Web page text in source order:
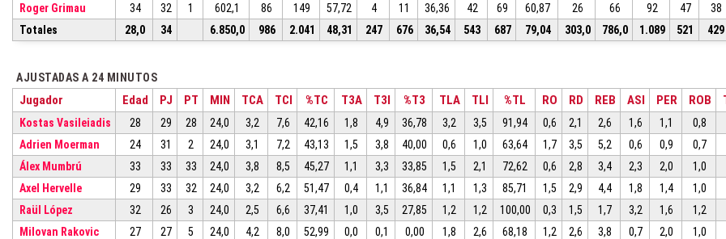
Roger Grimau
34 32 1 602,1 86 149 57,72 4 11 36,36 42 69 60,87 26 66 92 47
38
Totales
28,0 34 6.850,0 986 2.041 48,31 247 676 36,54 543 687 79,04 303,0 786,0 1.089 521 429
AJUSTADAS A 24 MINUTOS
Jugador Edad PJ PT MIN TCA TCI %TC T3A T3I %T3 TLA TLI %TL RO RD REB ASI PER ROB
Kostas Vasileiadis 28 29 28 24,0 3,2 7,6 42,16 1,8 4,9 36,78 3,2 3,5 91,94 0,6 2,1 2,6 1,6 1,1
0,8
Adrien Moerman
24 31 2 24,0 3,1 7,2 43,13 1,5 3,8 40,00 0,6 1,0 63,64 1,7 3,5 5,2 0,6 0,9
0,7
Álex Mumbrú
33 33 33 24,0 3,8 8,5 45,27 1,1 3,3 33,85 1,5 2,1 72,62 0,6 2,8 3,4 2,3 2,0
1,0
Axel Hervelle
29 33 32 24,0 3,2 6,2 51,47 0,4 1,1 36,84 1,1 1,3 85,71 1,5 2,9 4,4 1,8 1,4
1,0
Raül López
32 26 3 24,0 2,5 6,6 37,41 1,0 3,5 27,85 1,2 1,2 100,00 0,3 1,5 1,7 3,2 1,6
1,2
Milovan Rakovic
27 27 5 24,0 4,2 8,0 52,99 0,0 0,1 0,00 1,8 2,6 68,18 1,2 2,6 3,8 0,7 2,0
1,0